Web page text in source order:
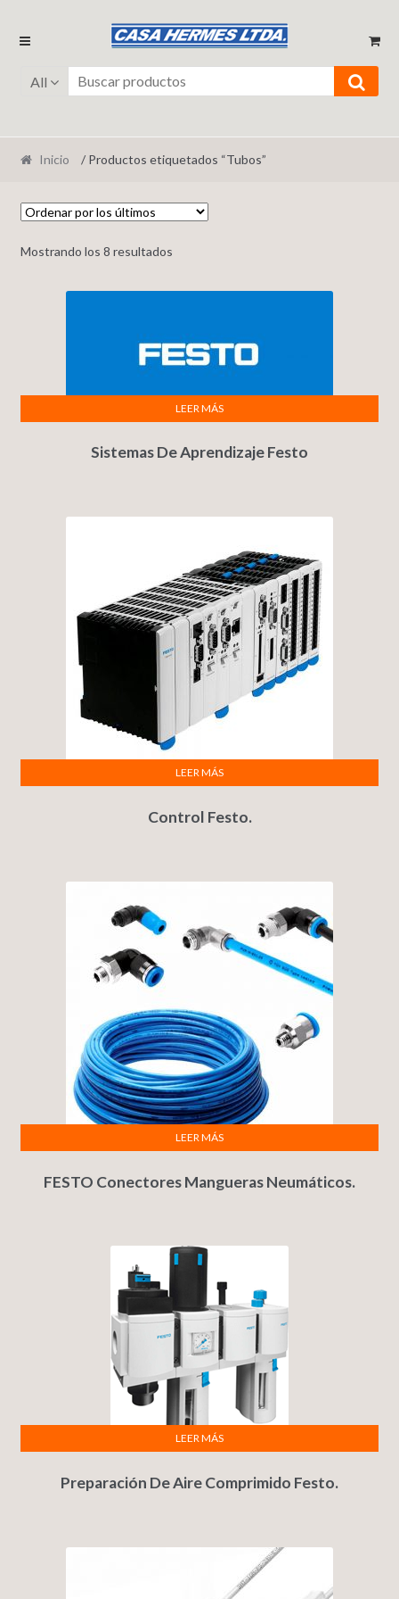
Ir
navegación
Ir
contenido
All
Inicio / Productos etiquetados “Tubos”
Mostrando los 8 resultados
Sistemas De Aprendizaje Festo
LEER MÁS
Control Festo.
LEER MÁS
FESTO Conectores Mangueras Neumáticos.
LEER MÁS
Preparación De Aire Comprimido Festo.
LEER MÁS